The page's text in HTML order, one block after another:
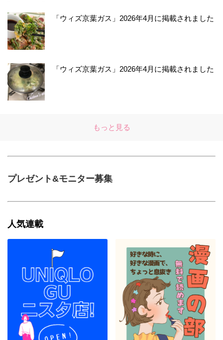
「ウィズ京葉ガス」2026年4月に掲載されました
「ウィズ京葉ガス」2026年4月に掲載されました
もっと見る
プレゼント&モニター募集
人気連載